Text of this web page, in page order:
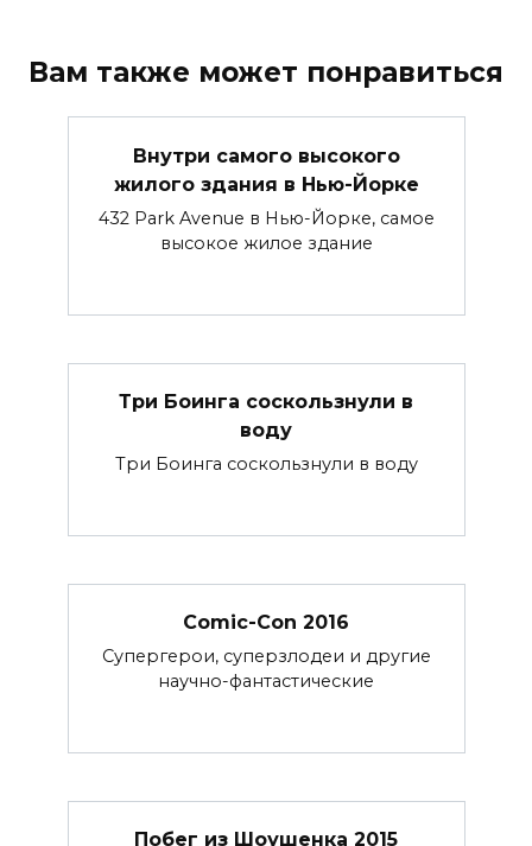
Вам также может понравиться
Внутри самого высокого
жилого здания в Нью-Йорке
432 Park Avenue в Нью-Йорке, самое
высокое жилое здание
Три Боинга соскользнули в
воду
Три Боинга соскользнули в воду
Comic-Con 2016
Супергерои, суперзлодеи и другие
научно-фантастические
Побег из Шоушенка 2015